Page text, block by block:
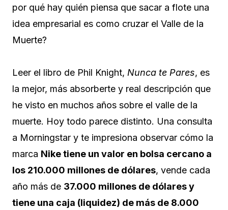
por qué hay quién piensa que sacar a flote una
idea empresarial es como cruzar el Valle de la
Muerte?
Leer el libro de Phil Knight, Nunca te Pares, es
la mejor, más absorberte y real descripción que
he visto en muchos años sobre el valle de la
muerte. Hoy todo parece distinto. Una consulta
a Morningstar y te impresiona observar cómo la
marca Nike tiene un valor en bolsa cercano a
los 210.000 millones de dólares, vende cada
año más de 37.000 millones de dólares y
tiene una caja (liquidez) de más de 8.000